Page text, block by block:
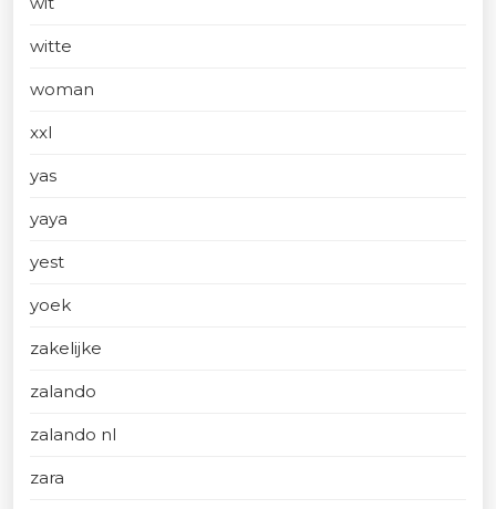
witte
woman
xxl
yas
yaya
yest
yoek
zakelijke
zalando
zalando nl
zara